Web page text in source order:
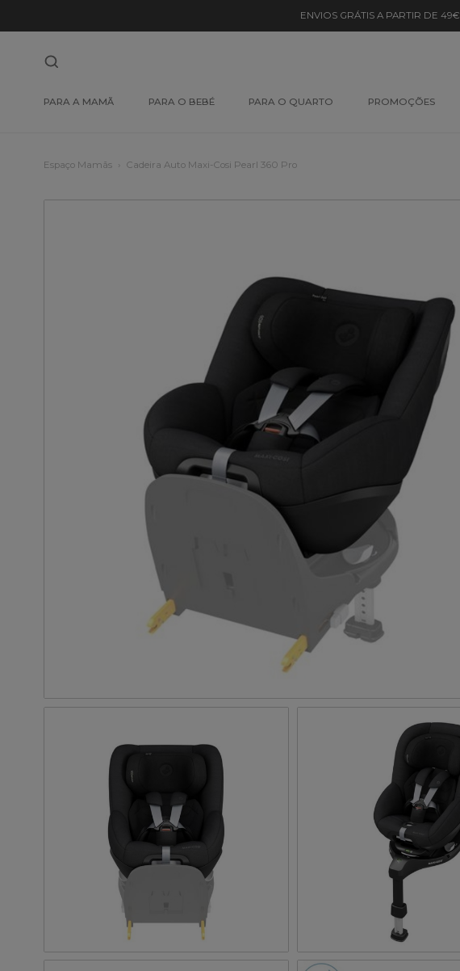
ENVIOS GRÁTIS A PARTIR DE 49€
PARA A MAMÃ PARA O BEBÉ PARA O QUARTO PROMOÇÕES
Espaço Mamãs Cadeira Auto Maxi-Cosi Pearl 360 Pro